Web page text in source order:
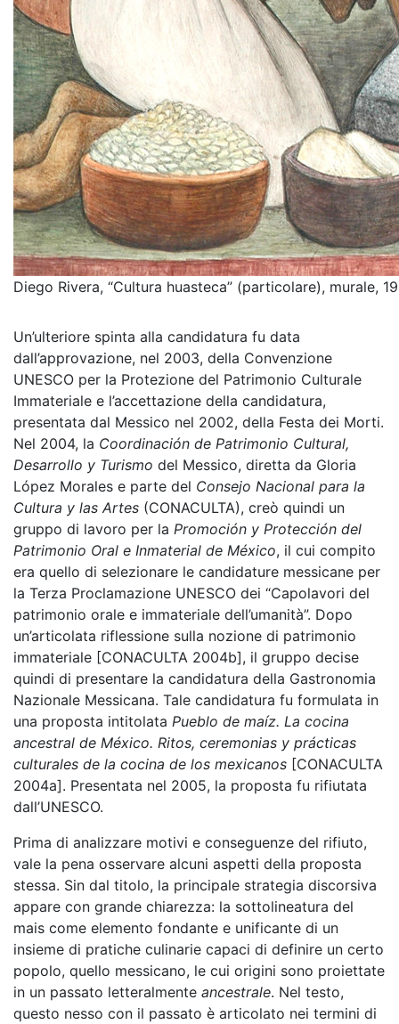
Diego Rivera, “Cultura huasteca” (particolare), murale,
Un’ulteriore spinta alla candidatura fu data
dall’approvazione, nel 2003, della Convenzione
UNESCO per la Protezione del Patrimonio Culturale
Immateriale e l’accettazione della candidatura,
presentata dal Messico nel 2002, della Festa dei Morti.
Nel 2004, la Coordinación de Patrimonio Cultural,
Desarrollo y Turismo del Messico, diretta da Gloria
López Morales e parte del Consejo Nacional para la
Cultura y las Artes (CONACULTA), creò quindi un
gruppo di lavoro per la Promoción y Protección del
Patrimonio Oral e Inmaterial de México, il cui compito
era quello di selezionare le candidature messicane per
la Terza Proclamazione UNESCO dei “Capolavori del
patrimonio orale e immateriale dell’umanità”. Dopo
un’articolata riflessione sulla nozione di patrimonio
immateriale [CONACULTA 2004b], il gruppo decise
quindi di presentare la candidatura della Gastronomia
Nazionale Messicana. Tale candidatura fu formulata in
una proposta intitolata Pueblo de maíz. La cocina
ancestral de México. Ritos, ceremonias y prácticas
culturales de la cocina de los mexicanos [CONACULTA
2004a]. Presentata nel 2005, la proposta fu rifiutata
dall’UNESCO.
Prima di analizzare motivi e conseguenze del rifiuto,
vale la pena osservare alcuni aspetti della proposta
stessa. Sin dal titolo, la principale strategia discorsiva
appare con grande chiarezza: la sottolineatura del
mais come elemento fondante e unificante di un
insieme di pratiche culinarie capaci di definire un certo
popolo, quello messicano, le cui origini sono proiettate
in un passato letteralmente ancestrale. Nel testo,
questo nesso con il passato è articolato nei termini di